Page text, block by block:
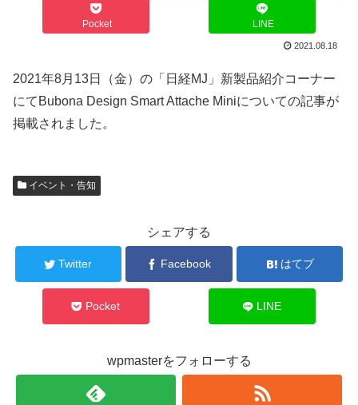
Pocket LINE
2021.08.18
2021年8月13日（金）の「日経MJ」新製品紹介コーナー
にてBubona Design Smart Attache Miniについての記事が
掲載されました。
イベント・告知
シェアする
Twitter Facebook はてブ
Pocket LINE
wpmasterをフォローする